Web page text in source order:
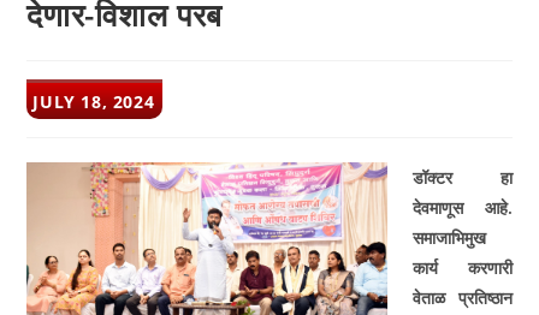
देणार-विशाल परब
POST
PUBLISHED:
JULY 18, 2024
डॉक्टर हा
देवमाणूस आहे.
समाजाभिमुख
कार्य करणारी
वेताळ प्रतिष्ठान